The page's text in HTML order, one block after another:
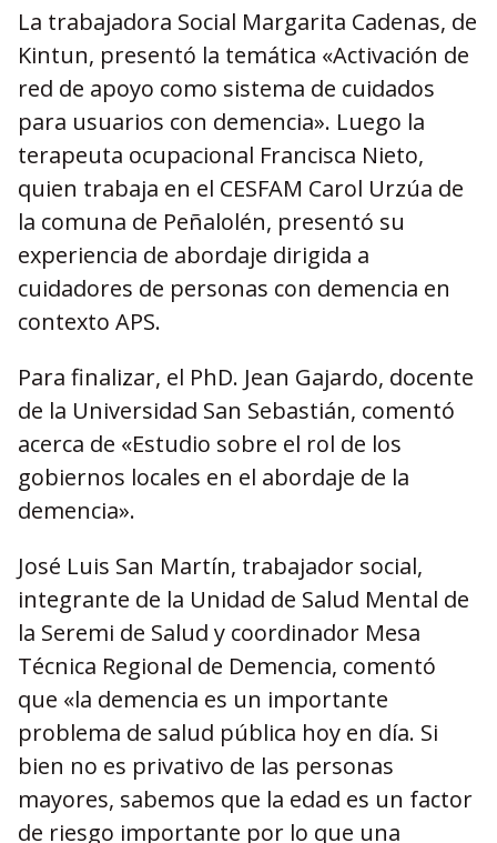
La trabajadora Social Margarita Cadenas, de
Kintun, presentó la temática «Activación de
red de apoyo como sistema de cuidados
para usuarios con demencia». Luego la
terapeuta ocupacional Francisca Nieto,
quien trabaja en el CESFAM Carol Urzúa de
la comuna de Peñalolén, presentó su
experiencia de abordaje dirigida a
cuidadores de personas con demencia en
contexto APS.
Para finalizar, el PhD. Jean Gajardo, docente
de la Universidad San Sebastián, comentó
acerca de «Estudio sobre el rol de los
gobiernos locales en el abordaje de la
demencia».
José Luis San Martín, trabajador social,
integrante de la Unidad de Salud Mental de
la Seremi de Salud y coordinador Mesa
Técnica Regional de Demencia, comentó
que «la demencia es un importante
problema de salud pública hoy en día. Si
bien no es privativo de las personas
mayores, sabemos que la edad es un factor
de riesgo importante por lo que una